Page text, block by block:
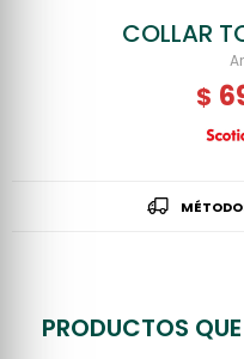
COLLAR
$
PRODUCTOS